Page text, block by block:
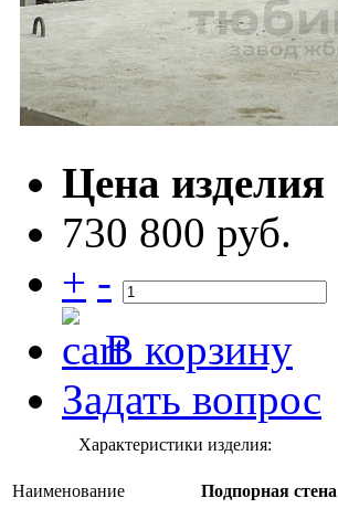
Цена изделия
730 800 руб.
+ -
В корзину
Задать вопрос
Характеристики изделия:
Наименование Подпорная стена